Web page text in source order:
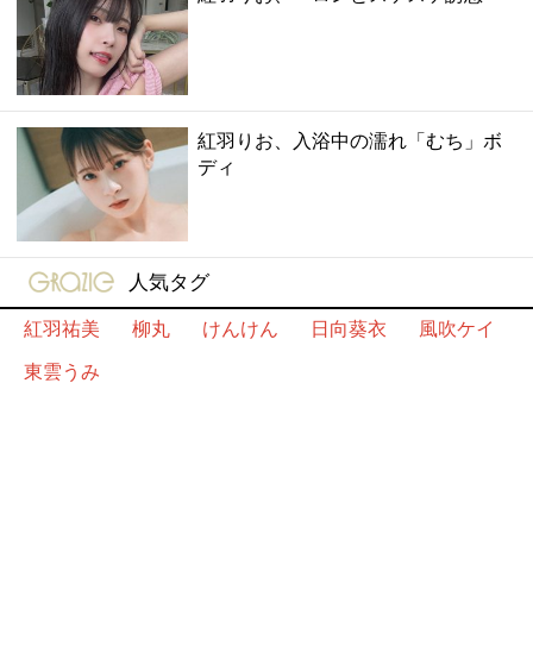
紅羽りお、入浴中の濡れ「むち」ボ
ディ
gravure-grazie
人気タグ
紅羽祐美
柳丸 けんけん 日向葵衣
風吹ケイ
東雲うみ